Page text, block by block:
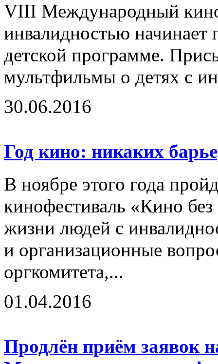
VIII Международный
инвалидностью начинает
детской программе.
мультфильмы о детях с
30.06.2016
Год кино: никаких
В ноябре этого года
кинофестиваль «Кино
жизни людей с
и организационные
оргкомитета,...
01.04.2016
Продлён приём заявок